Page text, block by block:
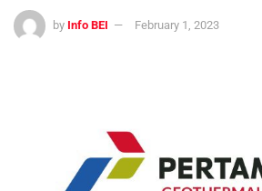
by Info BEI February 1, 2023